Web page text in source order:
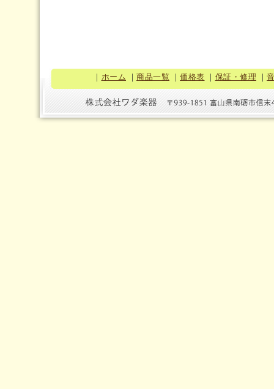
｜ ホーム ｜ 商品一覧 ｜ 価格表 ｜ 保証・修理 ｜